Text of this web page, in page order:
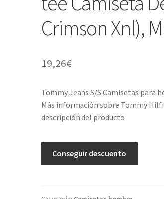
Crimson Xnl),
19,26€
Tommy Jeans S/S Camisetas para
Más información sobre Tommy
descripción del producto
Conseguir descuento